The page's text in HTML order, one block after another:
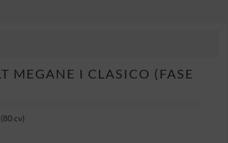
MEGANE I CLASICO (FASE
cv)